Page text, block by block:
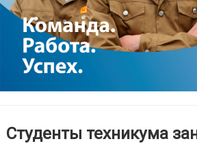
Студенты техникума